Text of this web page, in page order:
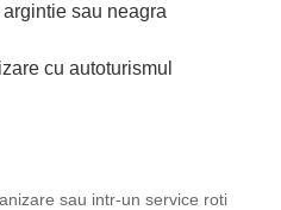
sau neagra
cu autoturismul
sau intr-un service roti